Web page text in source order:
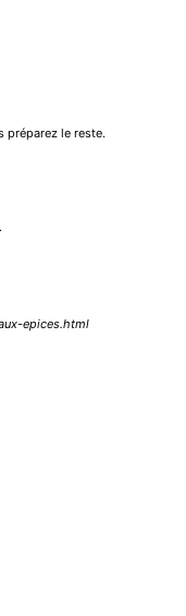
préparez le reste.
epices.html